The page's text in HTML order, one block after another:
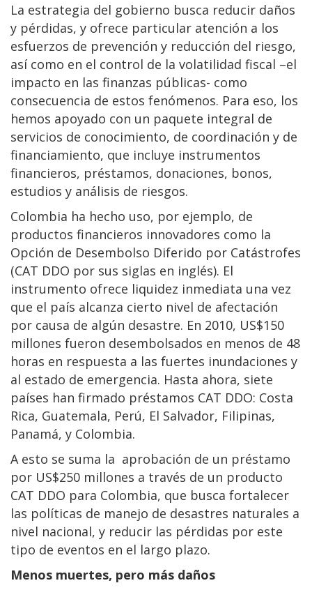
La estrategia del gobierno busca reducir daños
y pérdidas, y ofrece particular atención a los
esfuerzos de prevención y reducción del riesgo,
así como en el control de la volatilidad fiscal –el
impacto en las finanzas públicas- como
consecuencia de estos fenómenos. Para eso, los
hemos apoyado con un paquete integral de
servicios de conocimiento, de coordinación y de
financiamiento, que incluye instrumentos
financieros, préstamos, donaciones, bonos,
estudios y análisis de riesgos.
Colombia ha hecho uso, por ejemplo, de
productos financieros innovadores como la
Opción de Desembolso Diferido por Catástrofes
(CAT DDO por sus siglas en inglés). El
instrumento ofrece liquidez inmediata una vez
que el país alcanza cierto nivel de afectación
por causa de algún desastre. En 2010, US$150
millones fueron desembolsados en menos de 48
horas en respuesta a las fuertes inundaciones y
al estado de emergencia. Hasta ahora, siete
países han firmado préstamos CAT DDO: Costa
Rica, Guatemala, Perú, El Salvador, Filipinas,
Panamá, y Colombia.
A esto se suma la aprobación de un préstamo
por US$250 millones a través de un producto
CAT DDO para Colombia, que busca fortalecer
las políticas de manejo de desastres naturales a
nivel nacional, y reducir las pérdidas por este
tipo de eventos en el largo plazo.
Menos muertes, pero más daños